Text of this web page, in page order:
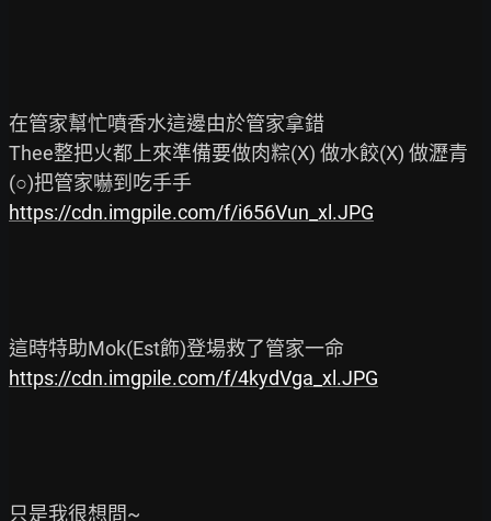
在管家幫忙噴香水這邊由於管家拿錯
Thee整把火都上來準備要做肉粽(X) 做水餃(X) 做瀝青
https://cdn.imgpile.com/f/i656Vun_xl.JPG
https://cdn.imgpile.com/f/4kydVga_xl.JPG
只是我很想問~